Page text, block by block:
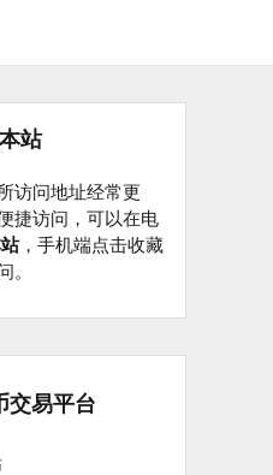
站
访问地址经常更
捷访问，可以在电
，手机端点击收藏
交易平台